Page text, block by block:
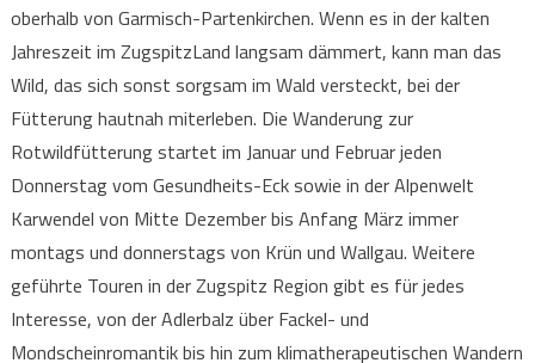
oberhalb von Garmisch-Partenkirchen. Wenn es in der kalten
Jahreszeit im ZugspitzLand langsam dämmert, kann man das
Wild, das sich sonst sorgsam im Wald versteckt, bei der
Fütterung hautnah miterleben. Die Wanderung zur
Rotwildfütterung startet im Januar und Februar jeden
Donnerstag vom Gesundheits-Eck sowie in der Alpenwelt
Karwendel von Mitte Dezember bis Anfang März immer
montags und donnerstags von Krün und Wallgau. Weitere
geführte Touren in der Zugspitz Region gibt es für jedes
Interesse, von der Adlerbalz über Fackel- und
Mondscheinromantik bis hin zum klimatherapeutischen Wandern